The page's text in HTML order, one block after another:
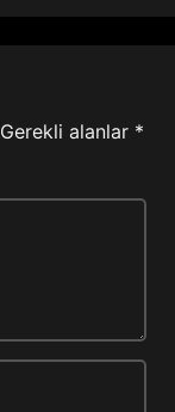
Gerekli alanlar *